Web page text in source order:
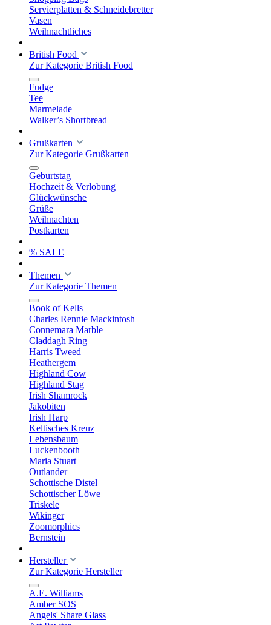
Servierplatten & Schneidebretter
Vasen
Weihnachtliches
British Food
Zur Kategorie British Food
Fudge
Tee
Marmelade
Walker’s Shortbread
Grußkarten
Zur Kategorie Grußkarten
Geburtstag
Hochzeit & Verlobung
Glückwünsche
Grüße
Weihnachten
Postkarten
% SALE
Themen
Zur Kategorie Themen
Book of Kells
Charles Rennie Mackintosh
Connemara Marble
Claddagh Ring
Harris Tweed
Heathergem
Highland Cow
Highland Stag
Irish Shamrock
Jakobiten
Irish Harp
Keltisches Kreuz
Lebensbaum
Luckenbooth
Maria Stuart
Outlander
Schottische Distel
Schottischer Löwe
Triskele
Wikinger
Zoomorphics
Bernstein
Hersteller
Zur Kategorie Hersteller
A.E. Williams
Amber SOS
Angels' Share Glass